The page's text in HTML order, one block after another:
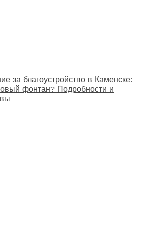
за благоустройство в Каменске:
фонтан? Подробности и